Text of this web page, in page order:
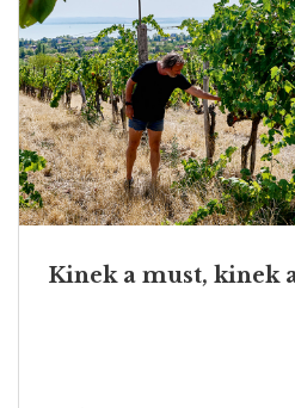
Kinek a must, kinek